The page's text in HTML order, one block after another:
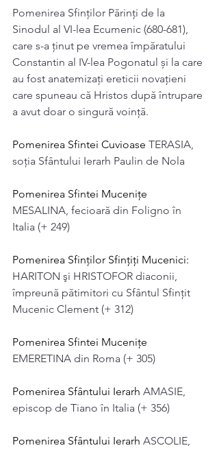
Pomenirea Sfinților Părinți de la
Sinodul al VI-lea Ecumenic (680-681),
care s-a ținut pe vremea împăratului
Constantin al IV-lea Pogonatul și la care
au fost anatemizați ereticii novaţieni
care spuneau că Hristos după întrupare
a avut doar o singură voinţă.
Pomenirea Sfintei Cuvioase TERASIA,
soţia Sfântului Ierarh Paulin de Nola
Pomenirea Sfintei Mucenițe
MESALINA, fecioară din Foligno în
Italia (+ 249)
Pomenirea Sfinților Sfințiți Mucenici:
HARITON şi HRISTOFOR diaconii,
împreună pătimitori cu Sfântul Sfințit
Mucenic Clement (+ 312)
Pomenirea Sfintei Mucenițe
EMERETINA din Roma (+ 305)
Pomenirea Sfântului Ierarh AMASIE,
episcop de Tiano în Italia (+ 356)
Pomenirea Sfântului Ierarh ASCOLIE,